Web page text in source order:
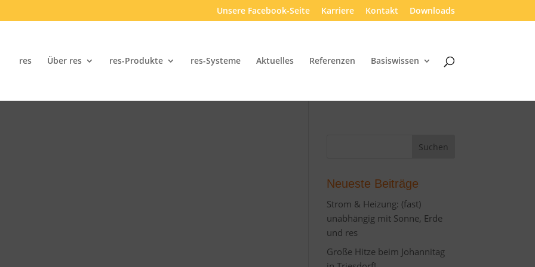
Unsere Facebook-Seite Karriere Kontakt Downloads
res Über res res-Produkte res-Systeme Aktuelles Referenzen Basiswissen
Neueste Beiträge
Strom & Heizung: (fast)
unabhängig mit Sonne, Erde
und res
Große Hitze beim Johannitag